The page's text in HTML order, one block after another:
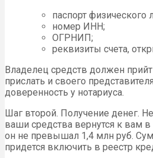
паспорт физического
номер ИНН;
ОГРНИП;
реквизиты счета,
Владелец средств должен
прислать и своего
доверенность у нотариуса.
Шаг второй. Получение денег.
ваши средства вернутся к вам
он не превышал 1,4 млн руб.
придется включить в реестр